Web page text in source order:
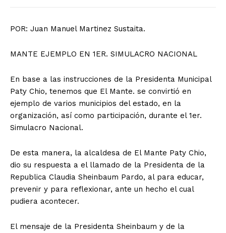
POR: Juan Manuel Martinez Sustaita.
MANTE EJEMPLO EN 1ER. SIMULACRO NACIONAL
En base a las instrucciones de la Presidenta Municipal
Paty Chio, tenemos que El Mante. se convirtió en
ejemplo de varios municipios del estado, en la
organización, así como participación, durante el 1er.
Simulacro Nacional.
De esta manera, la alcaldesa de El Mante Paty Chio,
dio su respuesta a el llamado de la Presidenta de la
Republica Claudia Sheinbaum Pardo, al para educar,
prevenir y para reflexionar, ante un hecho el cual
pudiera acontecer.
El mensaje de la Presidenta Sheinbaum y de la